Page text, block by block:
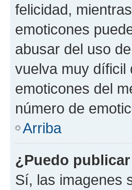
felicidad,
emoticones
abusar del uso
vuelva muy díficil
emoticones del
número de
Arriba
¿Puedo
Sí, las imagenes